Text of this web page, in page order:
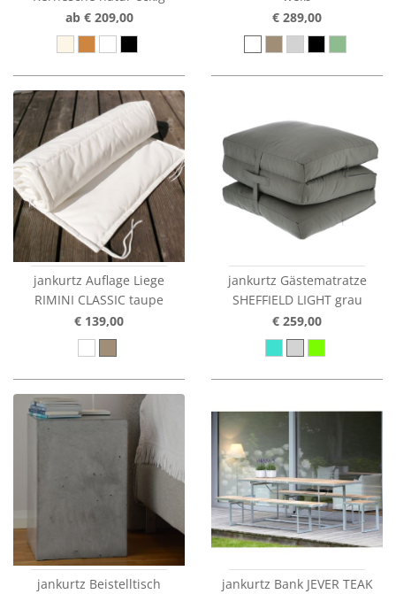
ab € 209,00
€ 289,00
jankurtz Auflage Liege
RIMINI CLASSIC taupe
€ 139,00
jankurtz Gästematratze
SHEFFIELD LIGHT grau
€ 259,00
jankurtz Beistelltisch
jankurtz Bank JEVER TEAK